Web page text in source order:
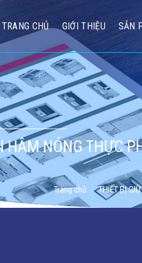
TRANG CHỦ GIỚI THIỆU SẢN
HÂM NÓNG THỰC
Trang chủ / THIẾT BỊ